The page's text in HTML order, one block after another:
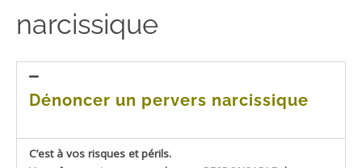
narcissique
Dénoncer un pervers narcissique
C’est à vos risques et périls.